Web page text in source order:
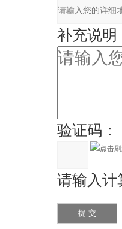
补充说明
验证码：
请输入计